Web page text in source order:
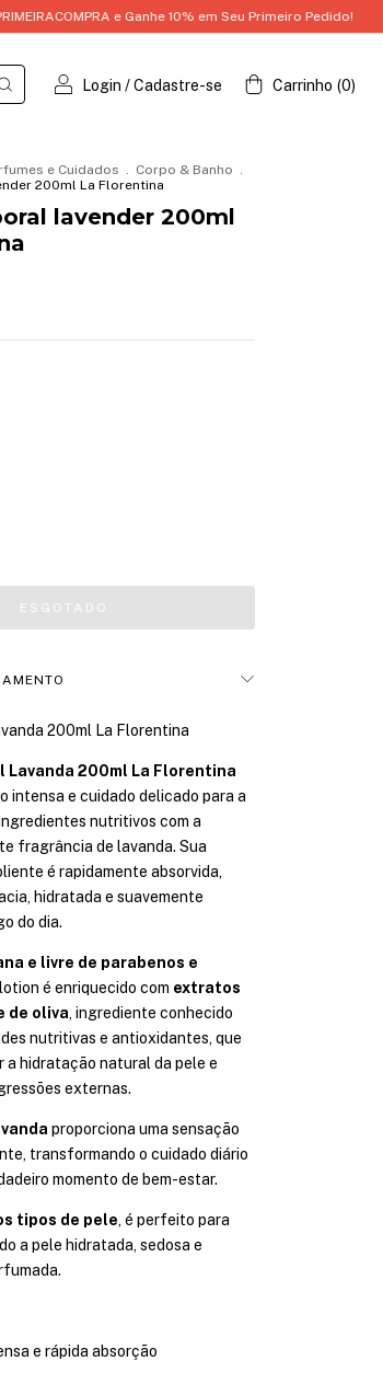
e Ganhe 10% em Seu Primeiro Pedido! Utilize o
Login /Cadastre-se Carrinho (0)
e Cuidados . Corpo & Banho .
200ml La Florentina
lavender 200ml
200ml La Florentina
Lavanda 200ml La Florentina
intensa e cuidado delicado para a
nutritivos com a
fragrância de lavanda. Sua
é rapidamente absorvida,
hidratada e suavemente
do dia.
e livre de parabenos e
é enriquecido com extratos
de oliva, ingrediente conhecido
nutritivas e antioxidantes, que
a hidratação natural da pele e
externas.
proporciona uma sensação
transformando o cuidado diário
momento de bem-estar.
tipos de pele, é perfeito para
a pele hidratada, sedosa e
e rápida absorção